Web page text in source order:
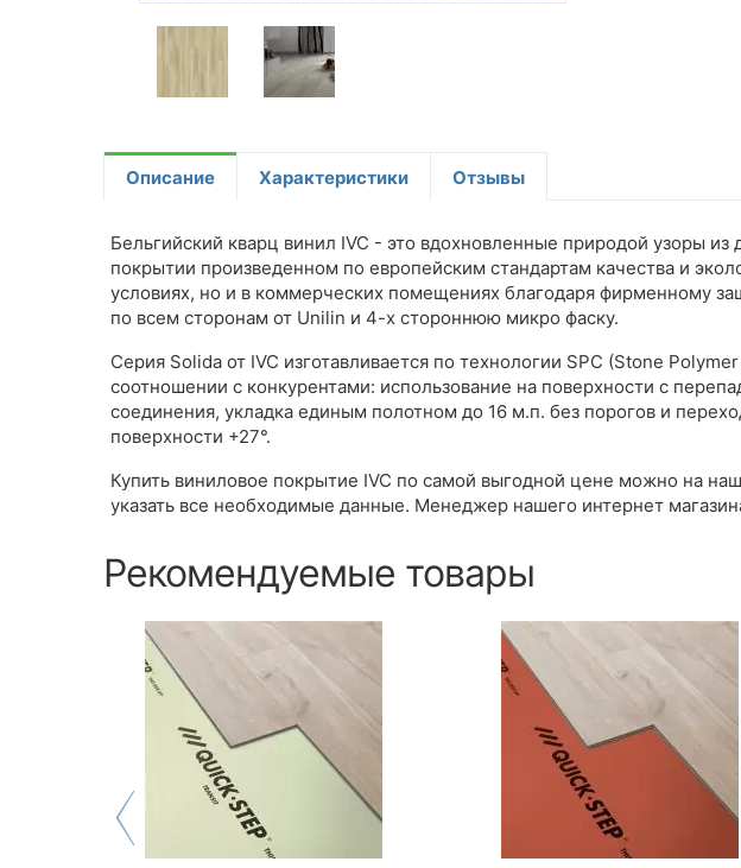
Описание Характеристики Отзывы
Бельгийский кварц винил IVC - это вдохновленные природой узоры
покрытии произведенном по европейским стандартам качества и
условиях, но и в коммерческих помещениях благодаря фирменному
по всем сторонам от Unilin и 4-х стороннюю микро фаску.
Серия Solida от IVC изготавливается по технологии SPC (Stone
соотношении с конкурентами: использование на поверхности с
соединения, укладка единым полотном до 16 м.п. без порогов и
поверхности +27°.
Купить виниловое покрытие IVC по самой выгодной цене можно на
указать все необходимые данные. Менеджер нашего интернет
Рекомендуемые товары